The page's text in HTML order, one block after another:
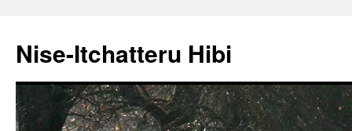
Nise-Itchatteru Hibi